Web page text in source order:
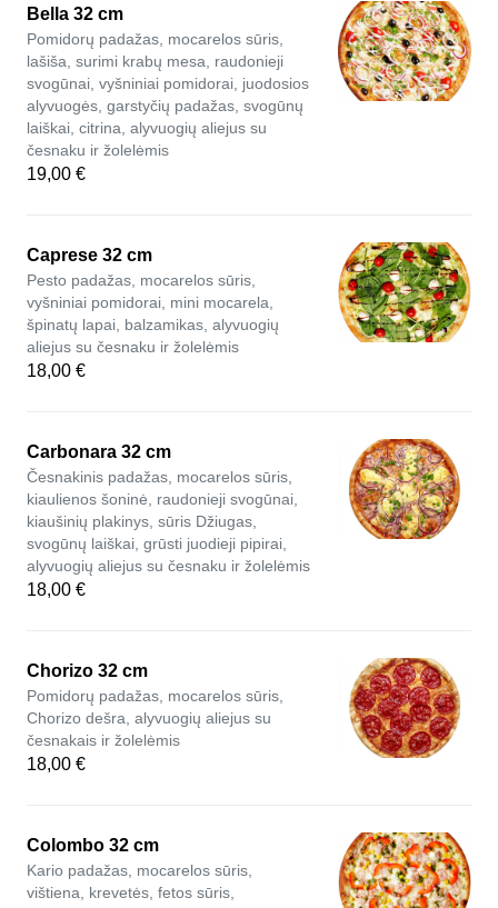
Bella 32 cm
Pomidorų padažas, mocarelos sūris,
lašiša, surimi krabų mesa, raudonieji
svogūnai, vyšniniai pomidorai, juodosios
alyvuogės, garstyčių padažas, svogūnų
laiškai, citrina, alyvuogių aliejus su
česnaku ir žolelėmis
19,00 €
Caprese 32 cm
Pesto padažas, mocarelos sūris,
vyšniniai pomidorai, mini mocarela,
špinatų lapai, balzamikas, alyvuogių
aliejus su česnaku ir žolelėmis
18,00 €
Carbonara 32 cm
Česnakinis padažas, mocarelos sūris,
kiaulienos šoninė, raudonieji svogūnai,
kiaušinių plakinys, sūris Džiugas,
svogūnų laiškai, grūsti juodieji pipirai,
alyvuogių aliejus su česnaku ir žolelėmis
18,00 €
Chorizo 32 cm
Pomidorų padažas, mocarelos sūris,
Chorizo dešra, alyvuogių aliejus su
česnakais ir žolelėmis
18,00 €
Colombo 32 cm
Kario padažas, mocarelos sūris,
vištiena, krevetės, fetos sūris,